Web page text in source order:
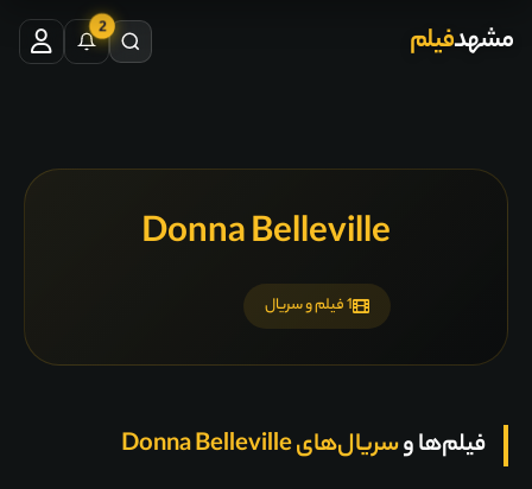
مشهدفیلم 2
Donna Belleville
1 فیلم و سریال
فیلم‌ها وسریال‌های Donna Belleville